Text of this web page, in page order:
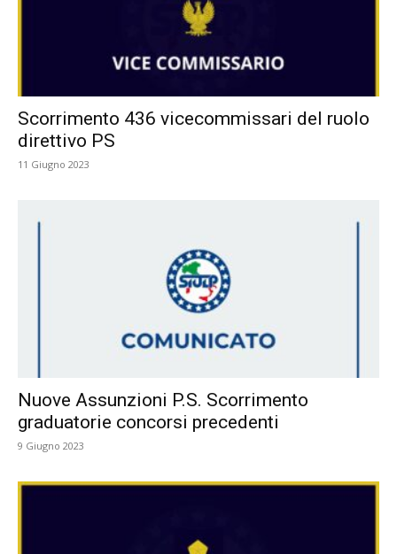
Scorrimento 436 vicecommissari del ruolo
direttivo PS
11 Giugno 2023
Nuove Assunzioni P.S. Scorrimento
graduatorie concorsi precedenti
9 Giugno 2023